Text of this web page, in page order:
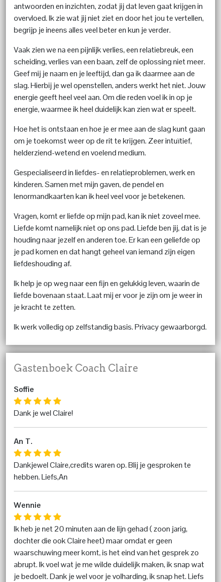
antwoorden en inzichten, zodat jij dat leven gaat krijgen in
overvloed. Ik zie wat jij niet ziet en door het jou te vertellen,
begrijp je ineens alles veel beter en kun je verder.
Vaak zien we na een pijnlijk verlies, een relatiebreuk, een
scheiding, verlies van een baan, zelf de oplossing niet meer.
Geef mij je naam en je leeftijd, dan ga ik daarmee aan de
slag. Hierbij je wel openstellen, anders werkt het niet. Jouw
energie geeft heel veel aan. Om die reden voel ik in op je
energie, waarmee ik heel duidelijk kan zien wat er speelt.
Hoe het is ontstaan en hoe je er mee aan de slag kunt gaan
om je toekomst weer op de rit te krijgen. Zeer intuïtief,
helderziend-wetend en voelend medium.
Gespecialiseerd in liefdes- en relatieproblemen, werk en
kinderen. Samen met mijn gaven, de pendel en
lenormandkaarten kan ik heel veel voor je betekenen.
Vragen, komt er liefde op mijn pad, kan ik niet zoveel mee.
Liefde komt namelijk niet op ons pad. Liefde ben jij, dat is je
houding naar jezelf en anderen toe. Er kan een geliefde op
je pad komen en dat hangt geheel van iemand zijn eigen
liefdeshouding af.
Ik help je op weg naar een fijn en gelukkig leven, waarin de
liefde bovenaan staat. Laat mij er voor je zijn om je weer in
je kracht te zetten.
Ik werk volledig op zelfstandig basis. Privacy gewaarborgd.
Gastenboek Coach Claire
Soffie
Dank je wel Claire!
An T.
Dankjewel Claire,credits waren op. Blij je gesproken te
hebben. Liefs,An
Wennie
Ik heb je net 20 minuten aan de lijn gehad ( zoon jarig,
dochter die ook Claire heet) maar omdat er geen
waarschuwing meer komt, is het eind van het gesprek zo
abrupt. Ik voel wat je me wilde duidelijk maken, ik snap wat
je bedoelt. Dank je wel voor je volharding, ik snap het. Liefs